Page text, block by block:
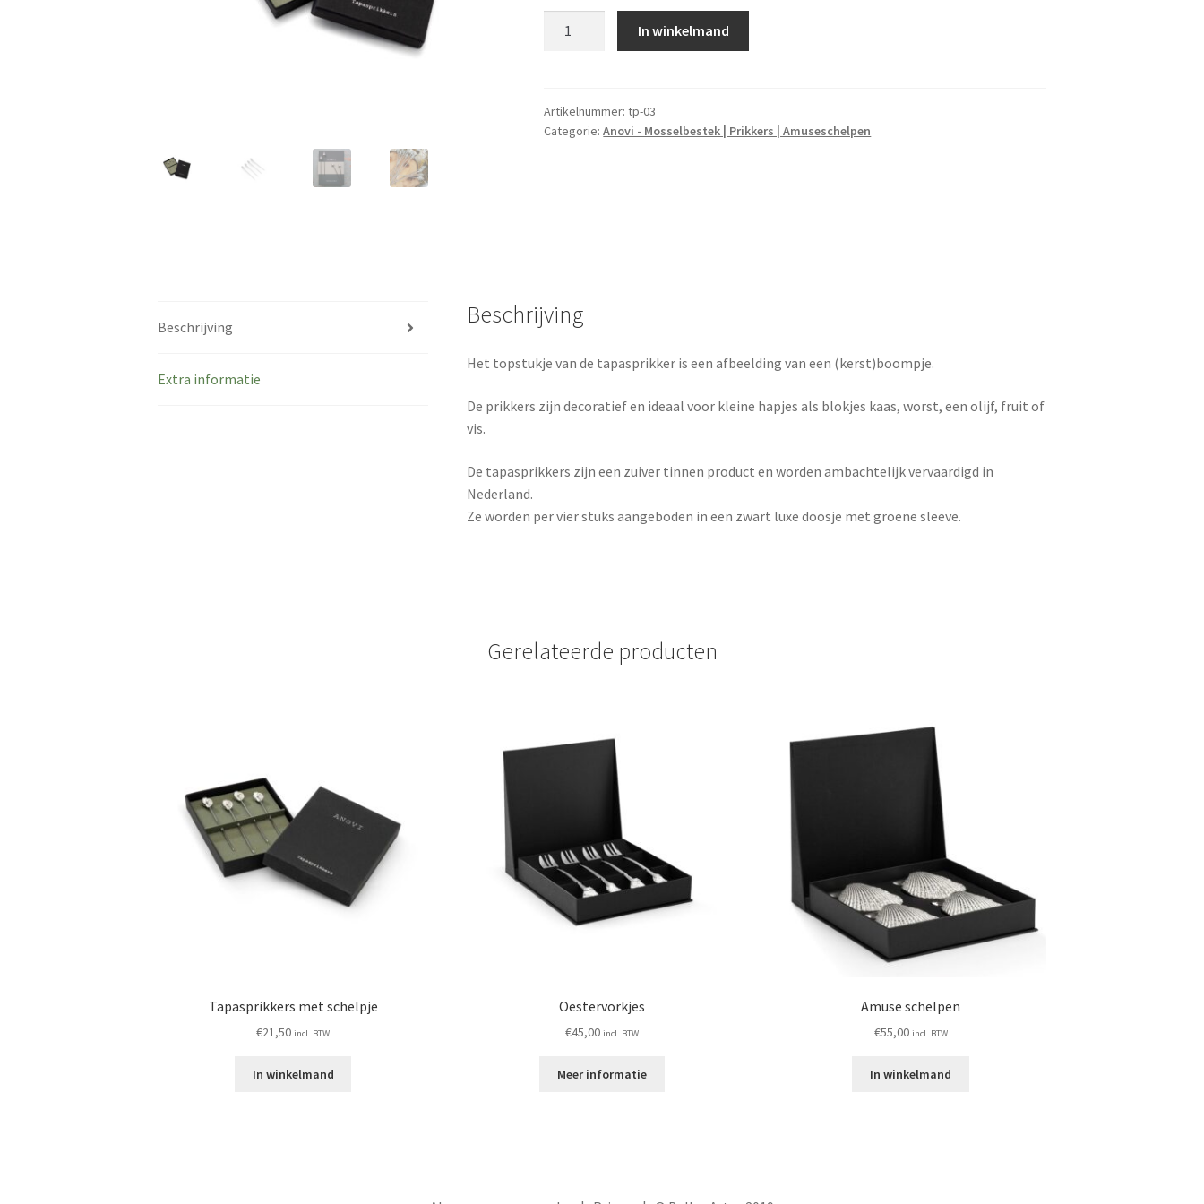
In winkelmand
Artikelnummer:tp-03
Categorie:Anovi - Mosselbestek | Prikkers | Amuseschelpen
Beschrijving
Extra informatie
Beschrijving
Het topstukje van de tapasprikker is een afbeelding van een (kerst)boompje.
De prikkers zijn decoratief en ideaal voor kleine hapjes als blokjes kaas, worst, een olijf, fruit of
vis.
De tapasprikkers zijn een zuiver tinnen product en worden ambachtelijk vervaardigd in
Nederland.
Ze worden per vier stuks aangeboden in een zwart luxe doosje met groene sleeve.
Gerelateerde producten
Tapasprikkers met schelpje
€21,50 incl. BTW
In winkelmand
Oestervorkjes
€45,00 incl. BTW
Meer informatie
Amuse schelpen
€55,00 incl. BTW
In winkelmand